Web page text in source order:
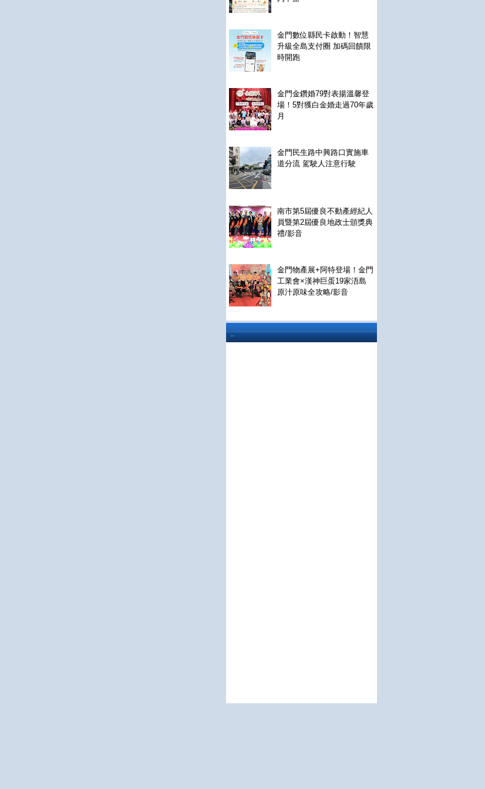
金門數位縣民卡啟動！智慧
升級全島支付圈 加碼回饋限
時開跑
金門金鑽婚79對表揚溫馨登
場！5對獲白金婚走過70年歲
月
金門民生路中興路口實施車
道分流 駕駛人注意行駛
南市第5屆優良不動產經紀人
員暨第2屆優良地政士頒獎典
禮/影音
金門物產展+阿特登場！金門
工業會×漢神巨蛋19家浯島
原汁原味全攻略/影音
..